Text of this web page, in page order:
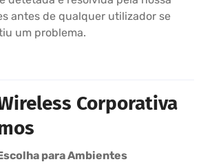
antes de qualquer utilizador se
um problema.
Corporativa
para Ambientes